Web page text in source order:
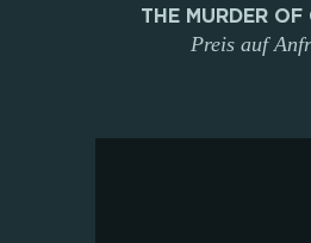
THE MURDER OF
Preis auf